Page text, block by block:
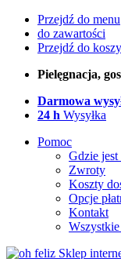
Przejdź do menu
do zawartości
Przejdź do
Pielęgnacja,
Darmowa
24 h Wysyłka
Pomoc
Gdzie
Zwroty
Koszty
Opcje
Kontakt